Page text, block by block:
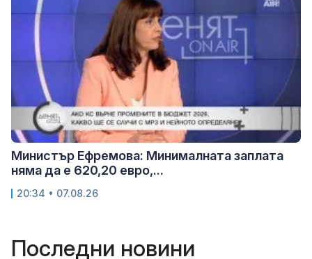
Министър Ефремова: Минималната заплата
няма да е 620,20 евро,...
20:34 • 07.08.26
Последни новини